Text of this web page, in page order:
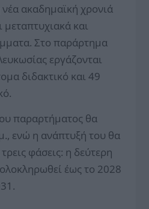
νέα ακαδημαϊκή χρονιά
και
Στο παράρτημα
εργάζονται
διδακτικό και 49
παραρτήματος θα
ενώ η ανάπτυξή του θα
φάσεις: η δεύτερη
έως το 2028